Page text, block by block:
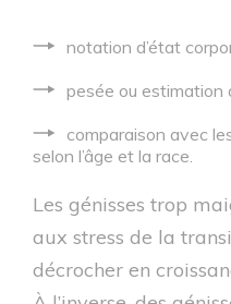
notation d’état
pesée ou estimation
comparaison avec
selon l’âge et la race.
Les génisses trop
aux stress de la
décrocher en